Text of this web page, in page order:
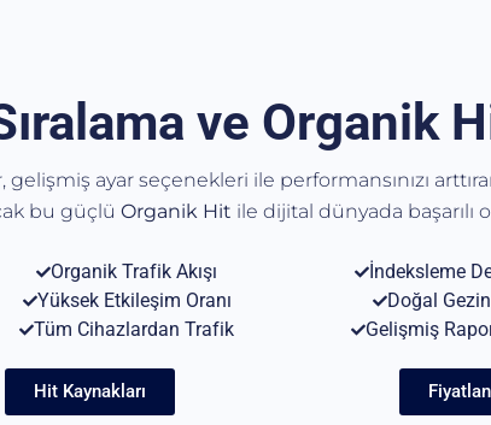
ve Organik
gelişmiş ayar seçenekleri ile performansınızı
bu güçlü Organik Hit ile dijital dünyada başarılı
Organik Trafik Akışı İndeksleme
Yüksek Etkileşim Oranı Doğal
Tüm Cihazlardan Trafik Gelişmiş
Hit Kaynakları